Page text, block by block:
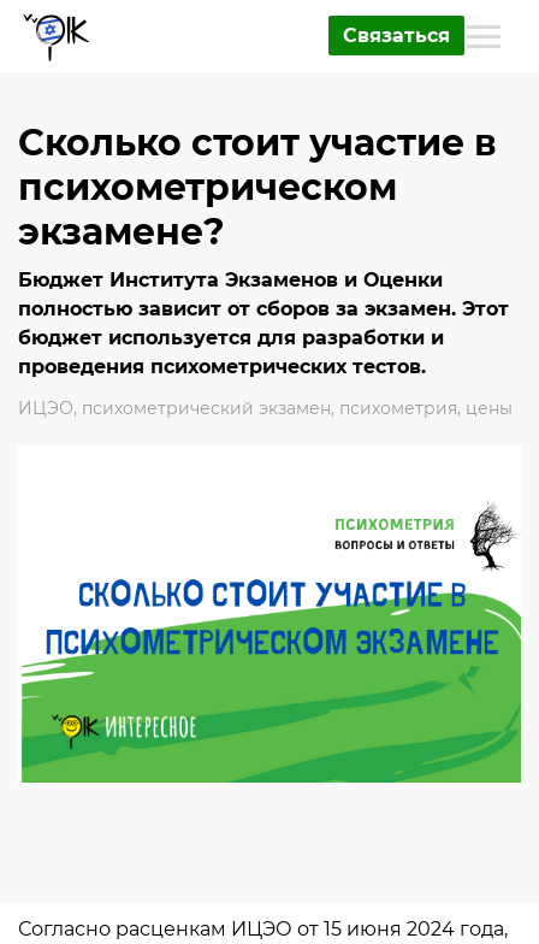
Связаться
Сколько стоит участие в
психометрическом
экзамене?
Бюджет Института Экзаменов и Оценки
полностью зависит от сборов за экзамен. Этот
бюджет используется для разработки и
проведения психометрических тестов.
ИЦЭО, психометрический экзамен, психометрия, цены
Согласно расценкам ИЦЭО от 15 июня 2024 года,